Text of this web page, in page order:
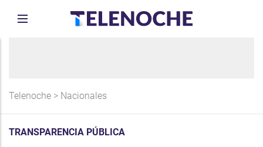
Telenoche > Nacionales
TRANSPARENCIA PÚBLICA